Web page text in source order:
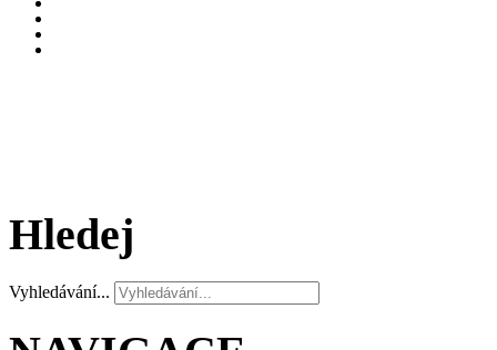
Hledej
Vyhledávání...